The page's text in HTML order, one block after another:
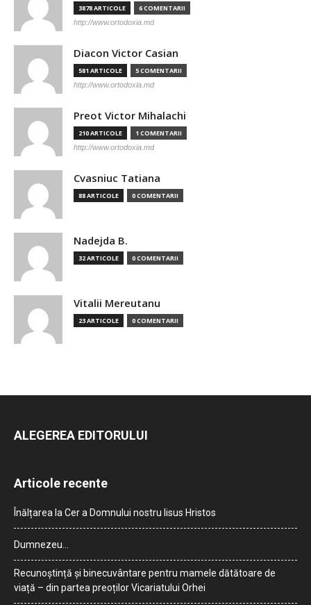
3878 ARTICOLE 6 COMENTARII
http://www.ortodoxia.md
Diacon Victor Casian
581 ARTICOLE 5 COMENTARII
http://www.ortodoxia.md
Preot Victor Mihalachi
210 ARTICOLE 1 COMENTARII
http://www.ortodoxia.md
Cvasniuc Tatiana
88 ARTICOLE 0 COMENTARII
Nadejda B.
32 ARTICOLE 0 COMENTARII
Vitalii Mereutanu
23 ARTICOLE 0 COMENTARII
ALEGEREA EDITORULUI
Articole recente
Înălțarea la Cer a Domnului nostru Iisus Hristos
Dumnezeu…
Recunoștință și binecuvântare pentru mamele dătătoare de
viață – din partea preoților Vicariatului Orhei